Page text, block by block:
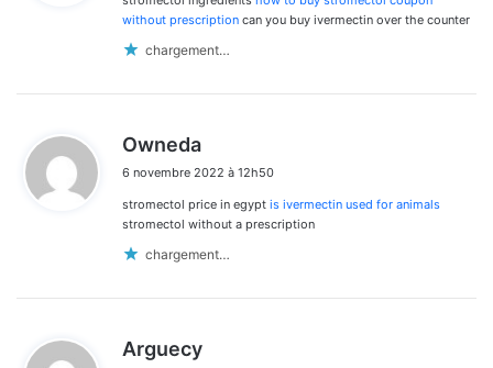
:
without prescription can you buy ivermectin over the counter
chargement…
Owneda
t
:
6 novembre 2022 à 12h50
stromectol price in egypt is ivermectin used for animals
stromectol without a prescription
chargement…
Arguecy